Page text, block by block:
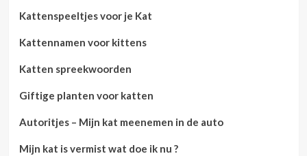
Kattenspeeltjes voor je Kat
Kattennamen voor kittens
Katten spreekwoorden
Giftige planten voor katten
Autoritjes – Mijn kat meenemen in de auto
Mijn kat is vermist wat doe ik nu ?